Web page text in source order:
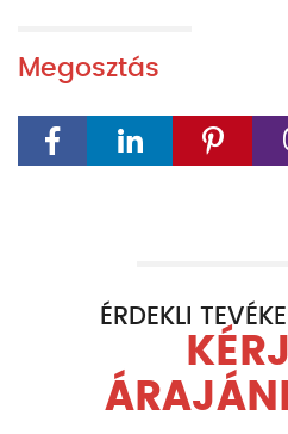
Megosztás
ÉRDEKLI